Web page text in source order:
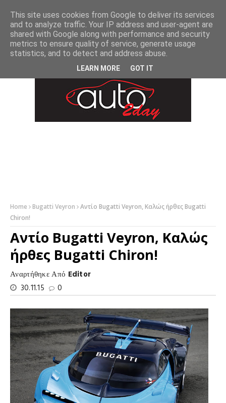
Home Bugatti Veyron
Αντίο Bugatti Veyron, Καλώς ήρθες Bugatti
Chiron!
Αντίο Bugatti Veyron, Καλώς
ήρθες Bugatti Chiron!
Αναρτήθηκε Από Editor
30.11.15
0
This site uses cookies from Google to deliver its services
and to analyze traffic. Your IP address and user-agent are
shared with Google along with performance and security
metrics to ensure quality of service, generate usage
statistics, and to detect and address abuse.
LEARN MORE GOT IT